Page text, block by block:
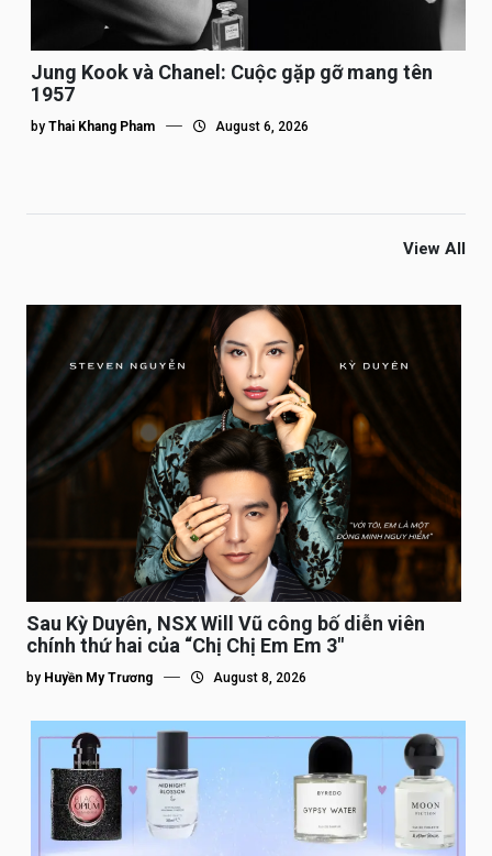
Jung Kook và Chanel: Cuộc gặp gỡ mang tên
1957
by Thai Khang Pham August 6, 2026
View All
Sau Kỳ Duyên, NSX Will Vũ công bố diễn viên
chính thứ hai của “Chị Chị Em Em 3″
by Huyền My Trương August 8, 2026